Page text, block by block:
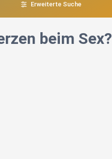
Erweiterte Suche
beim Sex?